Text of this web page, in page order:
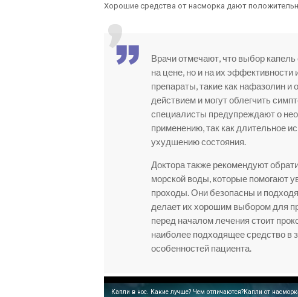
Хорошие средства от насморка дают
Врачи отмечают, что выбор
на цене, но и на их эффективности
препараты, такие как нафазолин
действием и могут облегчить
специалисты предупреждают о
применению, так как длительное
ухудшению состояния.
Доктора также рекомендуют
морской воды, которые помогают
проходы. Они безопасны и
делает их хорошим выбором для
перед началом лечения стоит
наиболее подходящее средство в
особенностей пациента.
Капли в нос. Какие лучше? Чем отличаются?Капли от